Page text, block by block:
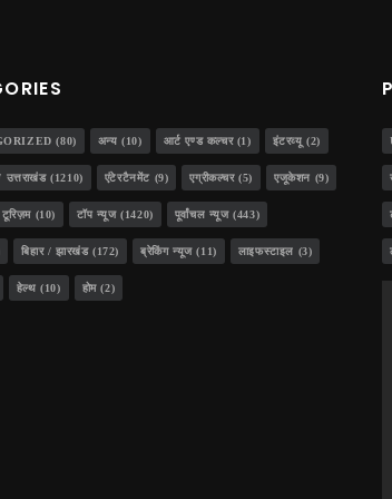
सम्मान, डॉ अनिल और राजवीर सम्मानित
(80) अन्य (10) आर्ट एण्ड कल्चर(1) इंटरव्यू (2)
उत्तराखंड(1210) एंटेरटैनमेंट (9) एग्रीकल्चर(5) एजूकेशन (9)
टूरिज़म (10) टॉप न्यूज(1420) पूर्वांचल न्यूज(443)
बिहार / झारखंड(172) ब्रेकिंग न्यूज(11) लाइफस्टाइल (3)
हेल्थ (10) होम(2)